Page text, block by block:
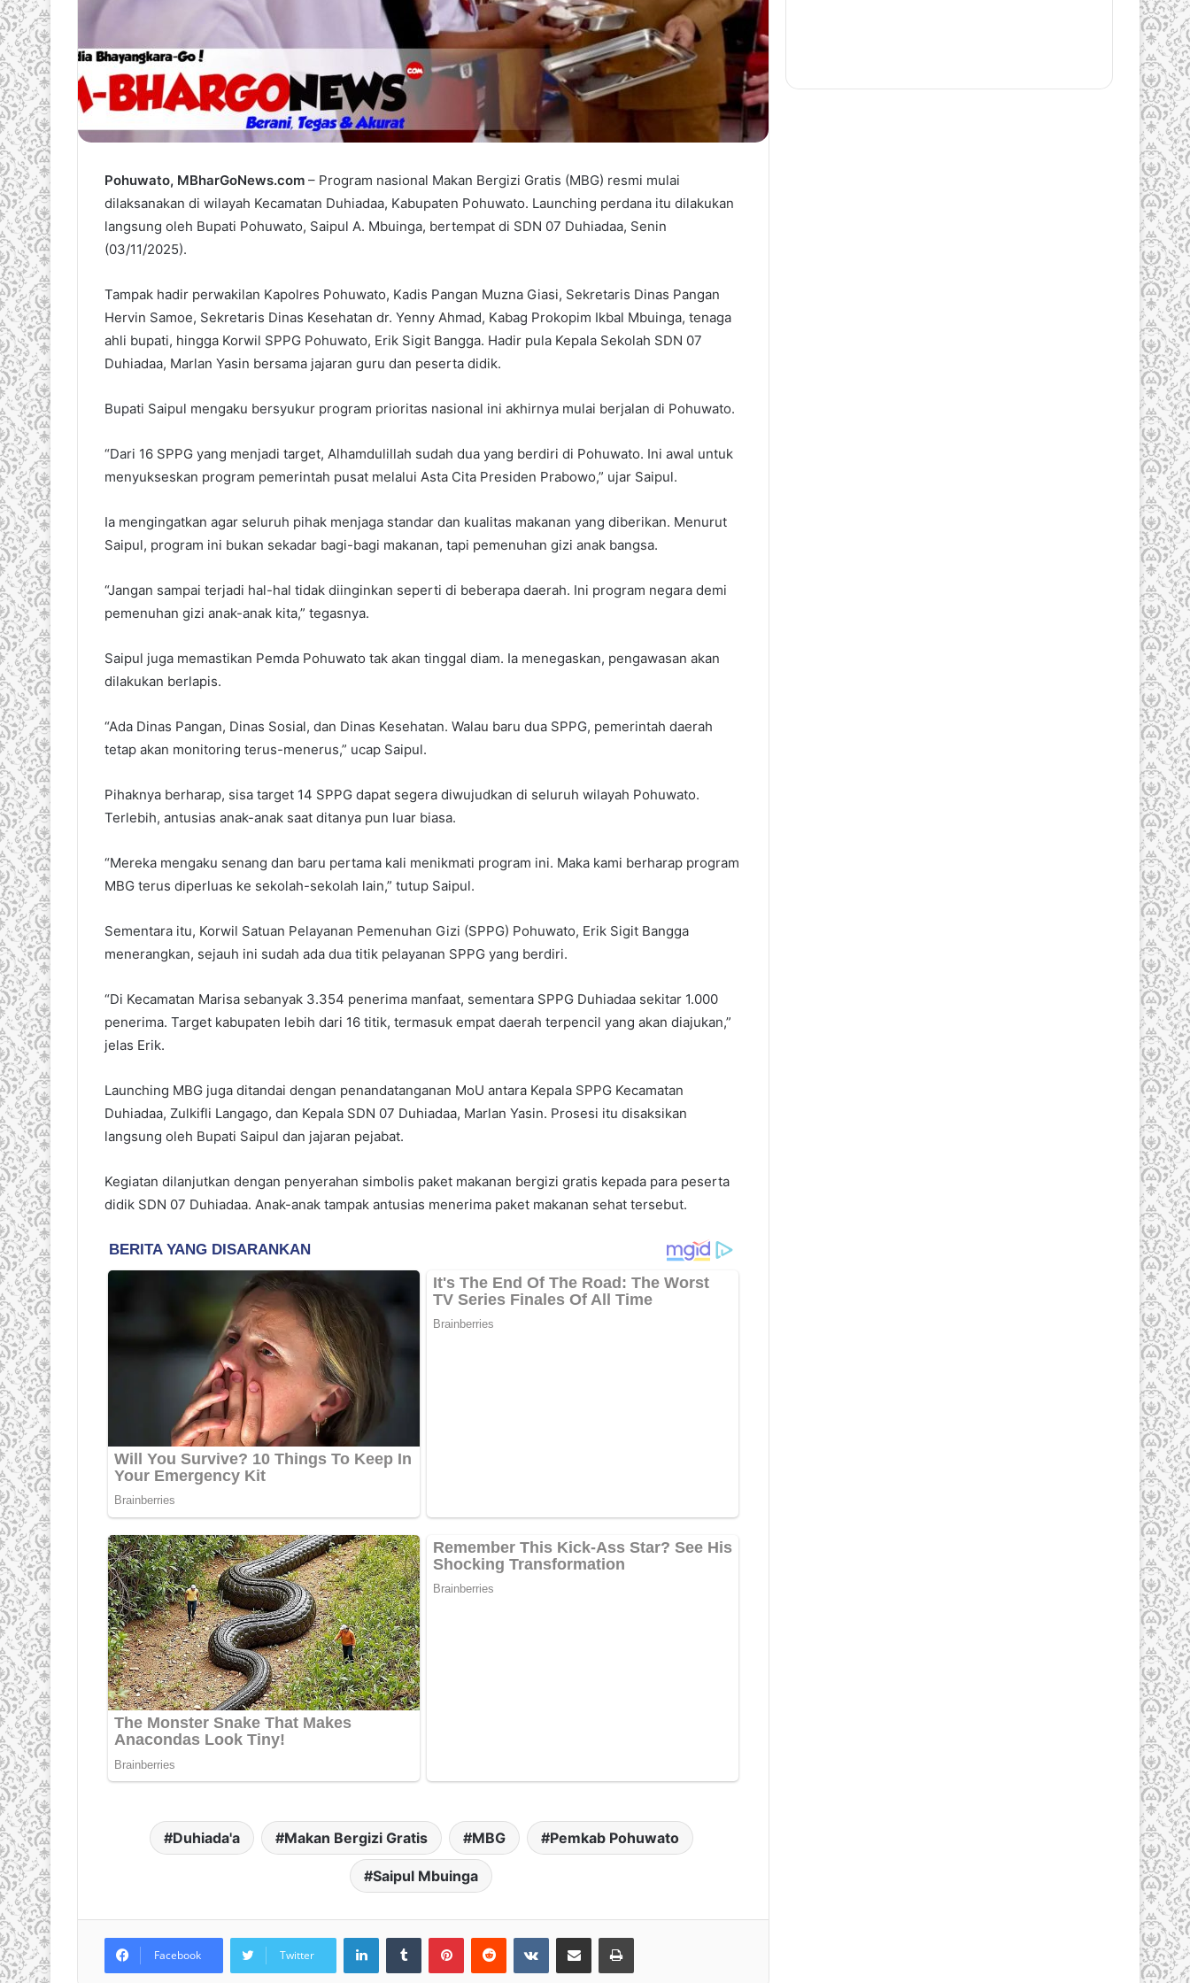
Pohuwato, MBharGoNews.com – Program nasional Makan Bergizi Gratis (MBG) resmi mulai
dilaksanakan di wilayah Kecamatan Duhiadaa, Kabupaten Pohuwato. Launching perdana itu dilakukan
langsung oleh Bupati Pohuwato, Saipul A. Mbuinga, bertempat di SDN 07 Duhiadaa, Senin
(03/11/2025).
Tampak hadir perwakilan Kapolres Pohuwato, Kadis Pangan Muzna Giasi, Sekretaris Dinas Pangan
Hervin Samoe, Sekretaris Dinas Kesehatan dr. Yenny Ahmad, Kabag Prokopim Ikbal Mbuinga, tenaga
ahli bupati, hingga Korwil SPPG Pohuwato, Erik Sigit Bangga. Hadir pula Kepala Sekolah SDN 07
Duhiadaa, Marlan Yasin bersama jajaran guru dan peserta didik.
Bupati Saipul mengaku bersyukur program prioritas nasional ini akhirnya mulai berjalan di Pohuwato.
“Dari 16 SPPG yang menjadi target, Alhamdulillah sudah dua yang berdiri di Pohuwato. Ini awal untuk
menyukseskan program pemerintah pusat melalui Asta Cita Presiden Prabowo,” ujar Saipul.
Ia mengingatkan agar seluruh pihak menjaga standar dan kualitas makanan yang diberikan. Menurut
Saipul, program ini bukan sekadar bagi-bagi makanan, tapi pemenuhan gizi anak bangsa.
“Jangan sampai terjadi hal-hal tidak diinginkan seperti di beberapa daerah. Ini program negara demi
pemenuhan gizi anak-anak kita,” tegasnya.
Saipul juga memastikan Pemda Pohuwato tak akan tinggal diam. Ia menegaskan, pengawasan akan
dilakukan berlapis.
“Ada Dinas Pangan, Dinas Sosial, dan Dinas Kesehatan. Walau baru dua SPPG, pemerintah daerah
tetap akan monitoring terus-menerus,” ucap Saipul.
Pihaknya berharap, sisa target 14 SPPG dapat segera diwujudkan di seluruh wilayah Pohuwato.
Terlebih, antusias anak-anak saat ditanya pun luar biasa.
“Mereka mengaku senang dan baru pertama kali menikmati program ini. Maka kami berharap program
MBG terus diperluas ke sekolah-sekolah lain,” tutup Saipul.
Sementara itu, Korwil Satuan Pelayanan Pemenuhan Gizi (SPPG) Pohuwato, Erik Sigit Bangga
menerangkan, sejauh ini sudah ada dua titik pelayanan SPPG yang berdiri.
“Di Kecamatan Marisa sebanyak 3.354 penerima manfaat, sementara SPPG Duhiadaa sekitar 1.000
penerima. Target kabupaten lebih dari 16 titik, termasuk empat daerah terpencil yang akan diajukan,”
jelas Erik.
Launching MBG juga ditandai dengan penandatanganan MoU antara Kepala SPPG Kecamatan
Duhiadaa, Zulkifli Langago, dan Kepala SDN 07 Duhiadaa, Marlan Yasin. Prosesi itu disaksikan
langsung oleh Bupati Saipul dan jajaran pejabat.
Kegiatan dilanjutkan dengan penyerahan simbolis paket makanan bergizi gratis kepada para peserta
didik SDN 07 Duhiadaa. Anak-anak tampak antusias menerima paket makanan sehat tersebut.
Duhiada'a Makan Bergizi Gratis MBG Pemkab Pohuwato
Saipul Mbuinga
Facebook Twitter